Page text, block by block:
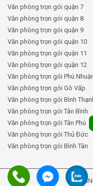
Văn phòng trọn gói quận 7
Văn phòng trọn gói quận 8
Văn phòng trọn gói quận 9
Văn phòng trọn gói quận 10
Văn phòng trọn gói quận 11
Văn phòng trọn gói quận 12
Văn phòng trọn gói Phú
Văn phòng trọn gói Gò Vấp
Văn phòng trọn gói Bình
Văn phòng trọn gói Tân Bình
Văn phòng trọn gói Tân Phú
Văn phòng trọn gói Thủ Đức
Văn phòng trọn gói Bình Tân